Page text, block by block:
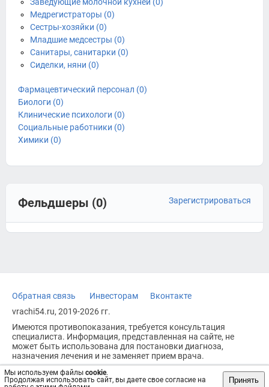
Мы используем файлы cookie.
Продолжая использовать сайт, вы даете свое согласие на
Принять
Медрегистраторы (0)
Сестры-хозяйки (0)
Младшие медсестры (0)
Санитары, санитарки (0)
Сиделки, няни (0)
Фармацевтический персонал (0)
Биологи (0)
Клинические психологи (0)
Социальные работники (0)
Химики (0)
Фельдшеры (0) Зарегистрироваться
Обратная связь Инвесторам
Вконтакте
vrachi54.ru, 2019-2026 гг.
Имеются противопоказания, требуется консультация
специалиста. Информация, представленная на сайте, не
может быть использована для постановки диагноза,
назначения лечения и не заменяет прием врача.
Возрастное ограничение: 18+